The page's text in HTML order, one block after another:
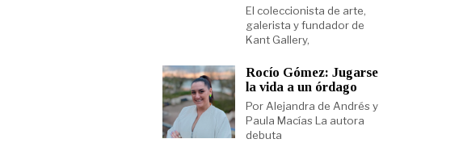
El coleccionista de arte,
galerista y fundador de
Kant Gallery,
Rocío Gómez: Jugarse
la vida a un órdago
Por Alejandra de Andrés y
Paula Macías La autora
debuta